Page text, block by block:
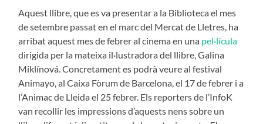
Aquest llibre, que es va presentar a la Biblioteca el mes
de setembre passat en el marc del Mercat de Lletres, ha
arribat aquest mes de febrer al cinema en una pel·lícula
dirigida per la mateixa il·lustradora del llibre, Galina
Miklínová. Concretament es podrà veure al festival
Animayo, al Caixa Fòrum de Barcelona, el 17 de febrer i a
l’Animac de Lleida el 25 febrer. Els reporters de l’InfoK
van recollir les impressions d’aquests nens sobre un